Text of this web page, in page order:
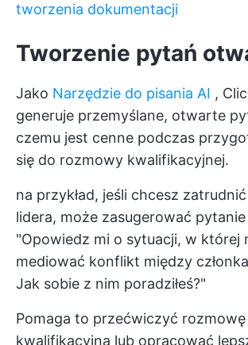
tworzenia dokumentacji
Tworzenie pytań
Jako Narzędzie do pisania AI ,
generuje przemyślane, otwarte
czemu jest cenne podczas
się do rozmowy kwalifikacyjnej.
na przykład, jeśli chcesz
lidera, może zasugerować
"Opowiedz mi o sytuacji, w której
mediować konflikt między
Jak sobie z nim poradziłeś?"
Pomaga to przećwiczyć rozmowę
kwalifikacyjną lub opracować